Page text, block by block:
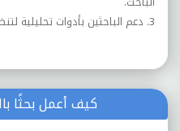
3. دعم الباحثين بأدوات تحليلية لتنظيم بياناتهم العلمية.
كيف أعمل بحثًا